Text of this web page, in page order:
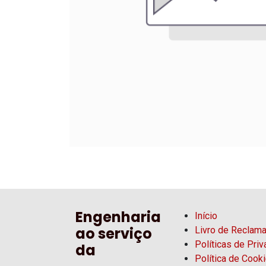
Engenharia
ao serviço
da
Início
Livro de
Políticas de
Política de